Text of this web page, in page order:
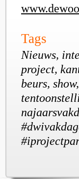
Tags
Nieuws,
project,
beurs,